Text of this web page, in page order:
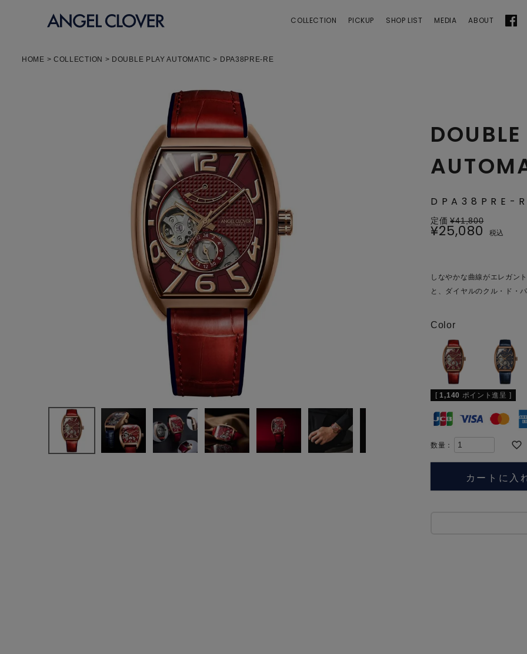
エンジェルクローバー | ANGEL CLOVER
COLLECTION PICKUP SHOP LIST MEDIA ABOUT
HOME COLLECTION DOUBLE PLAY AUTOMATIC DPA38PRE-RE
DPA38PRE-
定価 ¥41,800
¥25,080 税込
しなやかな曲線がエレガン
と、ダイヤルのクル・ド・
Color
[ 1,140 ポイント進呈 ]
カートに入